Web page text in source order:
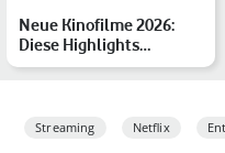
Neue Kinofilme 2026:
Diese Highlights
erwarten Dich
Streaming Netflix